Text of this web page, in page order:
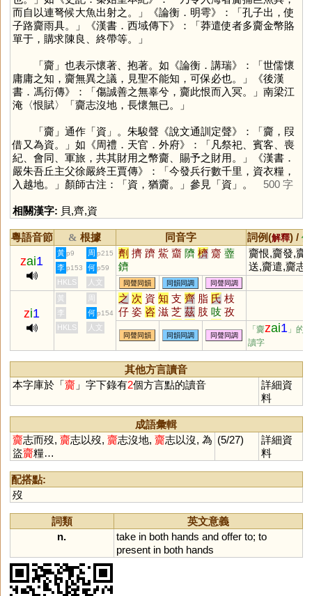
而自以連弩候大魚出射之。」《論衡．明雩》：「孔子出，使
子路齎雨具。」《漢書．西域傳下》：「莽遣使者多齎金幣賂
單于，購求陳良、終帶等。」
「齎」也表示懷著、抱著。如《論衡．講瑞》：「世儒懷
庸庸之知，齎無異之議，見聖不能知，可保必也。」《後漢
書．馮衍傳》：「傷誠善之無辜兮，齎此恨而入冥。」南梁江
淹〈恨賦〉「齎志沒地，長懷無已。」
「齎」通作「資 」。朱駿聲《說文通訓定聲》：「齎，叚
借又為資。」如《周禮．天官．外府》：「凡祭祀、賓客、喪
紀、會同、軍旅，共其財用之幣齎、賜予之財用。」《漢書．
嚴朱吾丘主父徐嚴終王賈傳》：「今發兵行數千里，資衣糧，
入越地。」顏師古注：「資，猶齎。」參見「資 」。 500 字
相關漢字: 貝,齊,資
粵語音節 & 根據 同音字 詞例(解釋) /
zai1
黃 p9 周 p215 劑 擠 躋 鮆 齏 隮 櫅 齌 虀
鑇
齎恨,齎發,齎
送,齎遣,齎志
沒
李 p153 何 p59
HKLS 人文 同聲同韻 同韻同調 同聲同調
zi1
黃 周 之 次 資 知 支 齊 脂 氏 枝
仔 姿 咨 滋 芝 茲 肢 吱 孜
觜 恣 訾 輜 淄 貲 蜘 祗 梔
鯔 砥 泜 髭 緇 齜 孳 榰 甾
鎡 鼒 菑 錙 呲 嵫 卮 孖 觶
㞢 葘 䊷 𢆶 栺 秖 栥 疧 疻 齍
鮨 鳷 鄑 搘 椥 偨 袛 胑 粢
胾 澬 汥 崰 璾 椔 蒫
秶 臸 鈭 鶅 衼 諮 趑 胝 玆
李 何 p154
HKLS 人文
同聲同韻 同韻同調 同聲同調
「齎zai1 」的
讀字
其他方言讀音
本字庫於「齎」字下錄有2個方言點的讀音
詳細資
料
成語彙輯
齎志而歿, 齎志以歿, 齎志沒地, 齎志以沒, 為
盜齎糧…
(5/27)
詳細資
料
配搭點:
歿
詞類
英文意義
n.
take in both hands and offer to; to
present in both hands